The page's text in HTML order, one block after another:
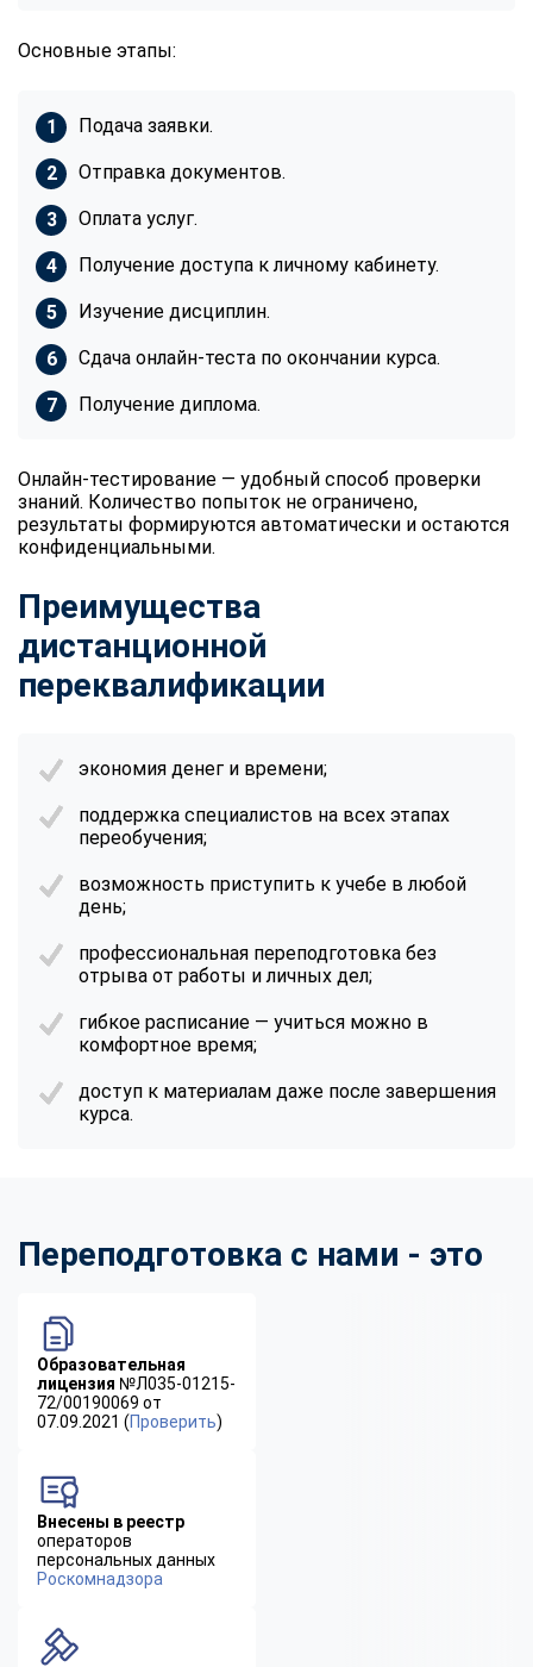
Основные этапы:
Подача заявки.
Отправка документов.
Оплата услуг.
Получение доступа к личному кабинету.
Изучение дисциплин.
Сдача онлайн-теста по окончании курса.
Получение диплома.
Онлайн-тестирование — удобный способ проверки
знаний. Количество попыток не ограничено,
результаты формируются автоматически и остаются
конфиденциальными.
Преимущества
дистанционной
переквалификации
экономия денег и времени;
поддержка специалистов на всех этапах
переобучения;
возможность приступить к учебе в любой
день;
профессиональная переподготовка без
отрыва от работы и личных дел;
гибкое расписание — учиться можно в
комфортное время;
доступ к материалам даже после завершения
курса.
Переподготовка с нами - это
Образовательная
лицензия №Л035-01215-
72/00190069 от
07.09.2021 (Проверить)
Внесены в реестр
операторов
персональных данных
Роскомнадзора